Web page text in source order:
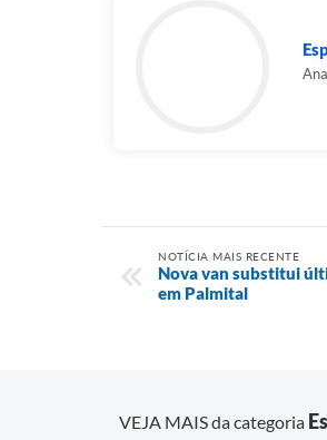
NOTÍCIA MAIS RECENTE
Nova van substitui
em Palmital
VEJA MAIS da categoria